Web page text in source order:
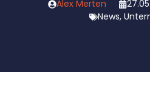
Alex Merten
News,